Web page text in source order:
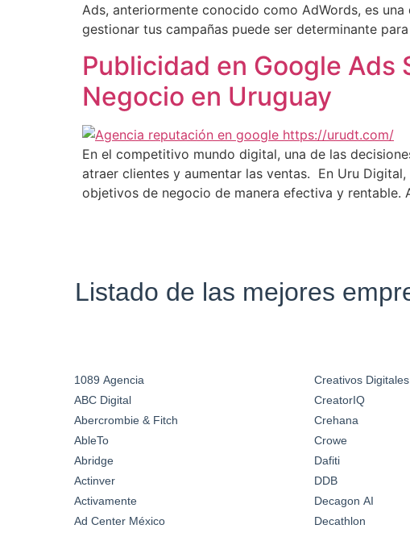
Ads, anteriormente conocido como AdWords, es
gestionar tus campañas puede ser determinante
Publicidad en Google Ads
Negocio en Uruguay
En el competitivo mundo digital, una de las
atraer clientes y aumentar las ventas. En Uru
objetivos de negocio de manera efectiva y rentable.
Listado de las mejores
1089 Agencia
ABC Digital
Abercrombie & Fitch
AbleTo
Abridge
Actinver
Activamente
Ad Center México
Creativos Digitales
CreatorIQ
Crehana
Crowe
Dafiti
DDB
Decagon AI
Decathlon